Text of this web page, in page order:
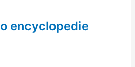
encyclopedie